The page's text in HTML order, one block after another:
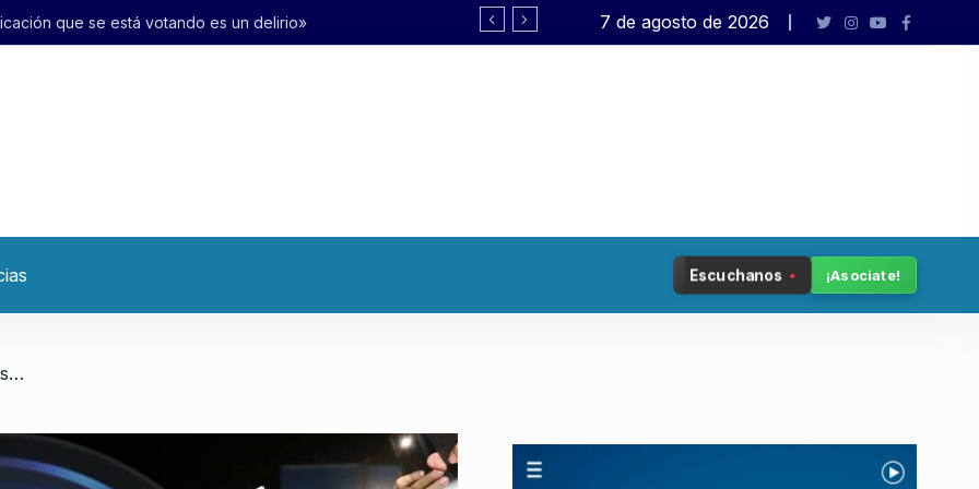
es un delirio» Pagano: «El presidente no está en sus
7 de agosto de 2026
Escuchanos ¡Asociate!
/ La estrategia de defensa ante organismos internacionales